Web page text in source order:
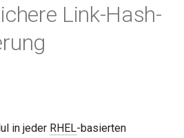
Español
中文
$bot_name
geoip2
Link-Hash-
in jeder RHEL-basierten